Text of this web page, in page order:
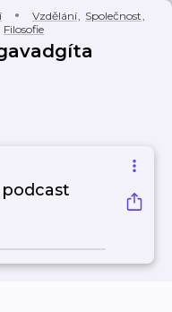
Vzdělání, Společnost,
Filosofie